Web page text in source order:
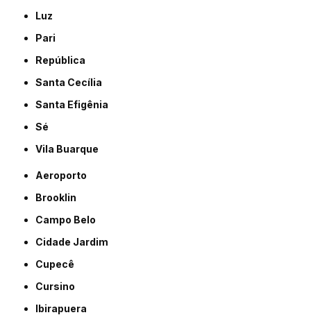
Luz
Pari
República
Santa Cecília
Santa Efigênia
Sé
Vila Buarque
Aeroporto
Brooklin
Campo Belo
Cidade Jardim
Cupecê
Cursino
Ibirapuera